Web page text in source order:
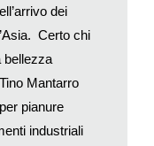
Square, Central Park
la Torre Eiffel e il
di Shikoku.
città e le
dei
Certo chi
bellezza
Mantarro
pianure
industriali